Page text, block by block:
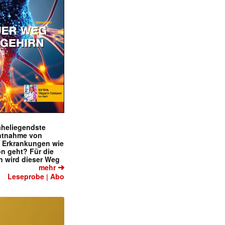
von
wie
geht? Für die
wird dieser Weg
mehr➔
Leseprobe |Abo